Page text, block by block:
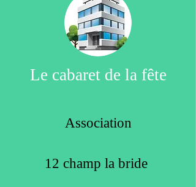
Le cabaret de la fête
Association
12 champ la bride